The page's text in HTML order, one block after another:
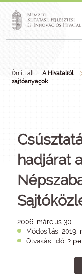
Ön itt áll: A Hivatalról
sajtóanyagok
hadjárat a
2006. március 30.
Módosítás: 2019.
Olvasási idő: 2